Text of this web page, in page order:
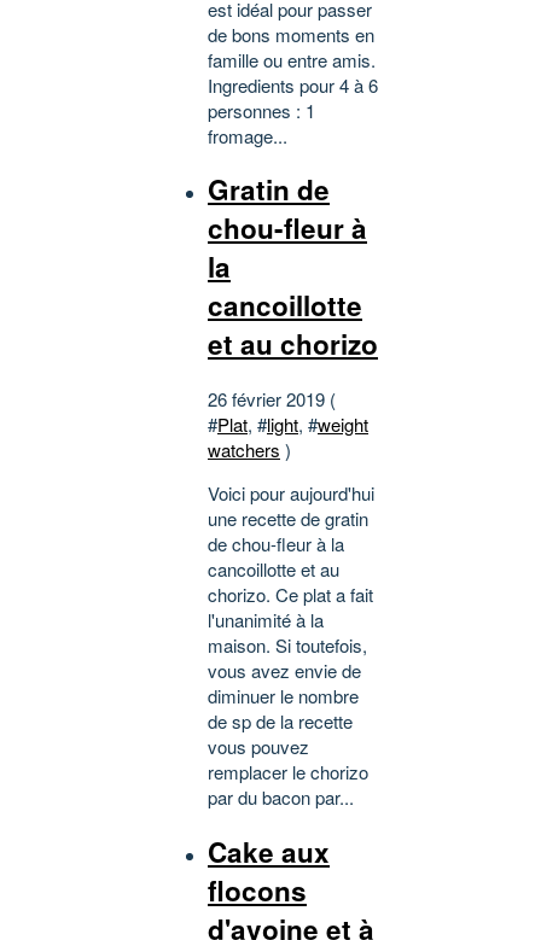
est idéal pour passer
de bons moments en
famille ou entre amis.
Ingredients pour 4 à 6
personnes : 1
fromage...
Gratin de
chou-fleur à
la
cancoillotte
et au chorizo
26 février 2019 (
#Plat, #light, #weight
watchers )
Voici pour aujourd'hui
une recette de gratin
de chou-fleur à la
cancoillotte et au
chorizo. Ce plat a fait
l'unanimité à la
maison. Si toutefois,
vous avez envie de
diminuer le nombre
de sp de la recette
vous pouvez
remplacer le chorizo
par du bacon par...
Cake aux
flocons
d'avoine et à